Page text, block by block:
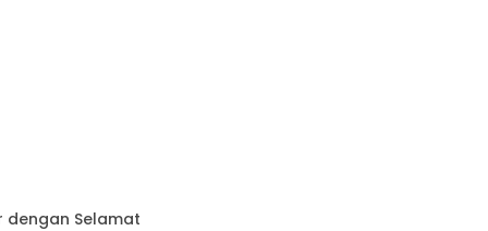
dengan Selamat